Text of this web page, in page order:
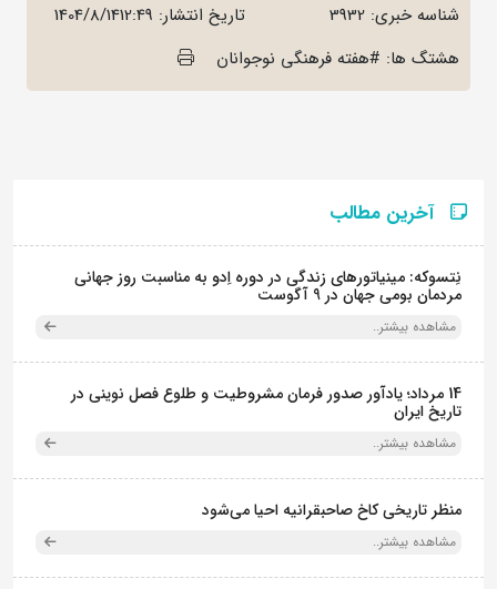
شناسه خبری: 3932 تاریخ انتشار: 1404/8/1412:49
هشتگ ها: #هفته فرهنگی نوجوانان
آخرین مطالب
نِتسوکه: مینیاتورهای زندگی در دوره اِدو به مناسبت روز جهانی
مردمان بومی جهان در 9 آگوست
مشاهده بیشتر..
14 مرداد؛ یادآور صدور فرمان مشروطیت و طلوع فصل نوینی در
تاریخ ایران
مشاهده بیشتر..
منظر تاریخی کاخ صاحبقرانیه احیا می‌شود
مشاهده بیشتر..